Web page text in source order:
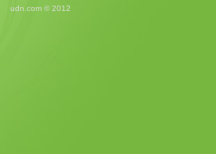
udn.com © 2012